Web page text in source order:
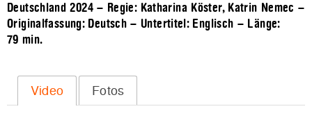
Deutschland 2024 – Regie: Katharina Köster, Katrin Nemec –
Originalfassung: Deutsch – Untertitel: Englisch – Länge:
79 min.
Video Fotos